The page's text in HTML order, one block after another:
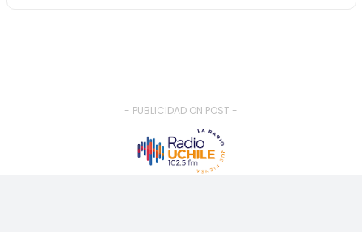
- PUBLICIDAD ON POST -